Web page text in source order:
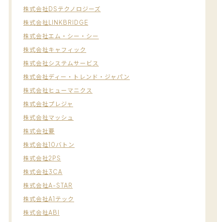
株式会社DSテクノロジーズ
株式会社LINKBRIDGE
株式会社エム・シー・シー
株式会社キャフィック
株式会社システムサービス
株式会社ディー・トレンド・ジャパン
株式会社ヒューマニクス
株式会社プレジャ
株式会社マッシュ
株式会社要
株式会社10バトン
株式会社2PS
株式会社3CA
株式会社A-STAR
株式会社A1テック
株式会社ABI